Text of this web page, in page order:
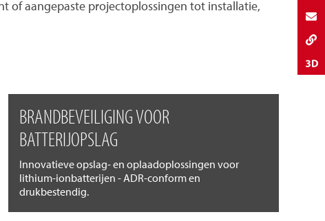
of aangepaste projectoplossingen tot installatie,
BRANDBEVEILIGING VOOR
BATTERIJOPSLAG
Innovatieve opslag- en oplaadoplossingen voor
lithium-ionbatterijen - ADR-conform en
drukbestendig.